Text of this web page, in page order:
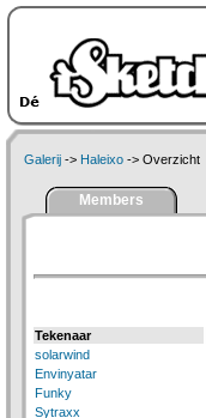
Galerij -> Haleixo -> Overzicht
Members
Tekenaar
solarwind
Envinyatar
Funky
Sytraxx